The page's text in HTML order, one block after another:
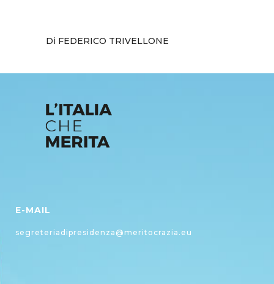
Di FEDERICO TRIVELLONE
E-MAIL
segreteriadipresidenza@meritocrazia.eu